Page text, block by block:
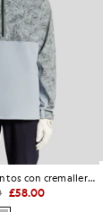
Chaqueta cortavientos con cremallera de 1/4
£58.00